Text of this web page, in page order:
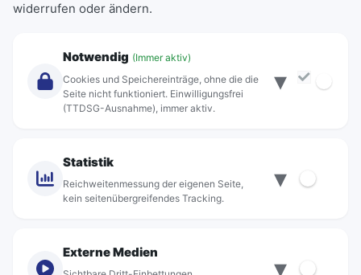
Abonnements
Über Rebus
Standorte
widerrufen oder ändern.
Notwendig (Immer aktiv)
Cookies und Speichereinträge, ohne die die
Seite nicht funktioniert. Einwilligungsfrei
(TTDSG-Ausnahme), immer aktiv.
▾
Statistik
Reichweitenmessung der eigenen Seite,
kein seitenübergreifendes Tracking.
▾
Externe Medien
▾